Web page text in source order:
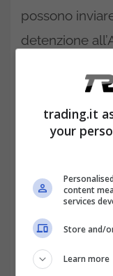
possono
detenzione
LEGGI
elettrica per
non vogliono
annuale del
possesso di
trading.it
your
content
services
Store and/
Learn more